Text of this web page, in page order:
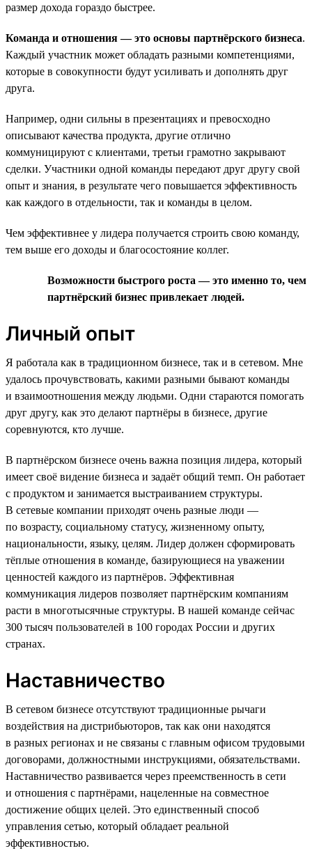
размер дохода гораздо быстрее.
Команда и отношения — это основы партнёрского бизнеса.
Каждый участник может обладать разными компетенциями,
которые в совокупности будут усиливать и дополнять друг
друга.
Например, одни сильны в презентациях и превосходно
описывают качества продукта, другие отлично
коммуницируют с клиентами, третьи грамотно закрывают
сделки. Участники одной команды передают друг другу свой
опыт и знания, в результате чего повышается эффективность
как каждого в отдельности, так и команды в целом.
Чем эффективнее у лидера получается строить свою команду,
тем выше его доходы и благосостояние коллег.
Возможности быстрого роста — это именно то, чем
партнёрский бизнес привлекает людей.
Личный опыт
Я работала как в традиционном бизнесе, так и в сетевом. Мне
удалось прочувствовать, какими разными бывают команды
и взаимоотношения между людьми. Одни стараются помогать
друг другу, как это делают партнёры в бизнесе, другие
соревнуются, кто лучше.
В партнёрском бизнесе очень важна позиция лидера, который
имеет своё видение бизнеса и задаёт общий темп. Он работает
с продуктом и занимается выстраиванием структуры.
В сетевые компании приходят очень разные люди —
по возрасту, социальному статусу, жизненному опыту,
национальности, языку, целям. Лидер должен сформировать
тёплые отношения в команде, базирующиеся на уважении
ценностей каждого из партнёров. Эффективная
коммуникация лидеров позволяет партнёрским компаниям
расти в многотысячные структуры. В нашей команде сейчас
300 тысяч пользователей в 100 городах России и других
странах.
Наставничество
В сетевом бизнесе отсутствуют традиционные рычаги
воздействия на дистрибьюторов, так как они находятся
в разных регионах и не связаны с главным офисом трудовыми
договорами, должностными инструкциями, обязательствами.
Наставничество развивается через преемственность в сети
и отношения с партнёрами, нацеленные на совместное
достижение общих целей. Это единственный способ
управления сетью, который обладает реальной
эффективностью.